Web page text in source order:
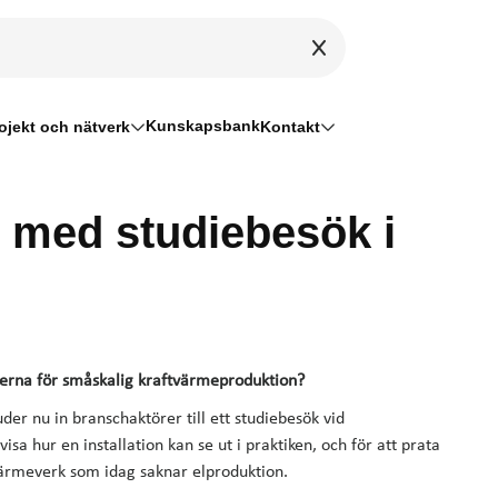
och nätverk KunskapsbankKontakt
studiebesök i
för småskalig kraftvärmeproduktion?
nu in branschaktörer till ett studiebesök vid
hur en installation kan se ut i praktiken, och för att prata
som idag saknar elproduktion.